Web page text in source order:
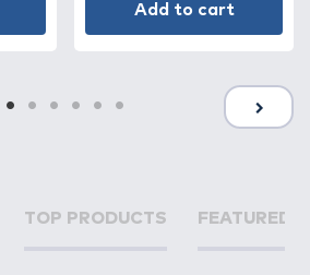
Add to cart
TOP PRODUCTS FEATURED